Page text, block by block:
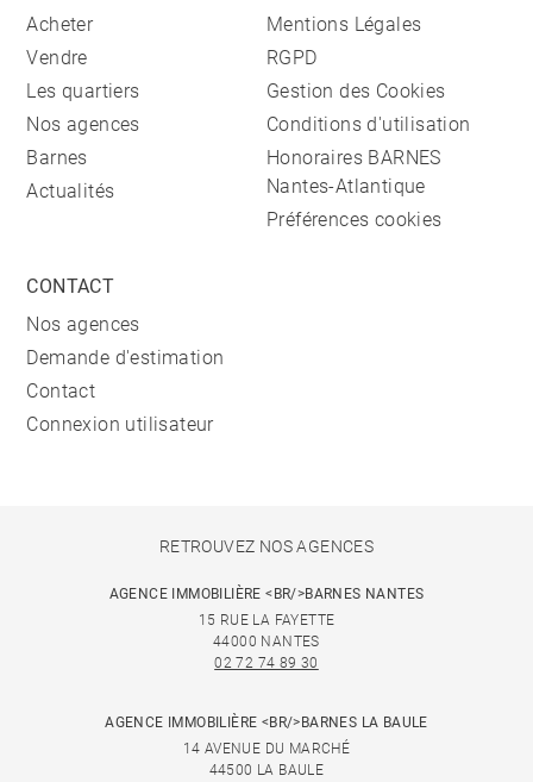
Acheter
Vendre
Les quartiers
Nos agences
Barnes
Actualités
Mentions Légales
RGPD
Gestion des Cookies
Conditions d'utilisation
Honoraires BARNES
Nantes-Atlantique
Préférences cookies
CONTACT
Nos agences
Demande d'estimation
Contact
Connexion utilisateur
RETROUVEZ NOS AGENCES
AGENCE IMMOBILIÈRE <BR/>BARNES NANTES
15 RUE LA FAYETTE
44000 NANTES
02 72 74 89 30
AGENCE IMMOBILIÈRE <BR/>BARNES LA BAULE
14 AVENUE DU MARCHÉ
44500 LA BAULE